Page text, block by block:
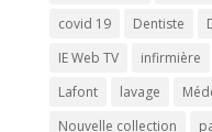
covid 19
Dentiste
IE Web TV
infirmière
Lafont
lavage
Nouvelle collection